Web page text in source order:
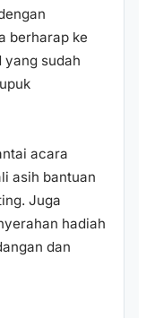
berharap ke
yang sudah
acara
asih bantuan
Juga
hadiah
dan